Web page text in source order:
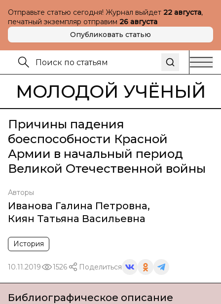
Отправьте статью сегодня! Журнал выйдет 22 августа,
печатный экземпляр отправим 26 августа
Опубликовать статью
МОЛОДОЙ УЧЁНЫЙ
Причины падения
боеспособности Красной
Армии в начальный период
Великой Отечественной войны
Авторы
Иванова Галина Петровна,
Киян Татьяна Васильевна
История
10.11.2019 1526 Поделиться
Библиографическое описание